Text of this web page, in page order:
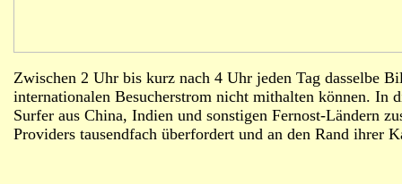
Zwischen 2 Uhr bis kurz nach 4 Uhr jeden Tag dasselbe
internationalen Besucherstrom nicht mithalten können.
Surfer aus China, Indien und sonstigen Fernost-Ländern
Providers tausendfach überfordert und an den Rand ihrer